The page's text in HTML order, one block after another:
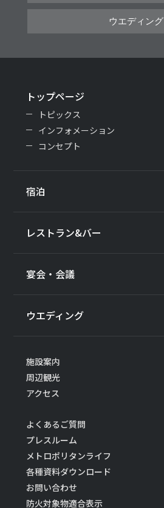
ウエディング
トップページ
トピックス
インフォメーション
コンセプト
宿泊
レストラン&バー
宴会・会議
ウエディング
施設案内
周辺観光
アクセス
よくあるご質問
プレスルーム
メトロポリタンライフ
各種資料ダウンロード
お問い合わせ
防火対象物適合表示